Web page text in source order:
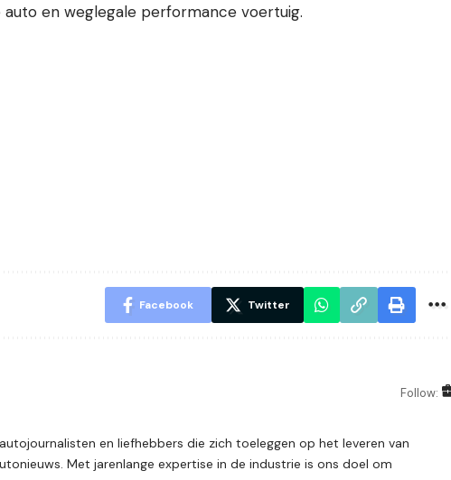
en weglegale performance voertuig.
Facebook Twitter
Follow:
en liefhebbers die zich toeleggen op het leveren van
Met jarenlange expertise in de industrie is ons doel om